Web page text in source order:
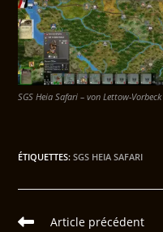
SGS Heia Safari – von Lettow-Vorbeck
ÉTIQUETTES:SGS HEIA SAFARI
Article précédent